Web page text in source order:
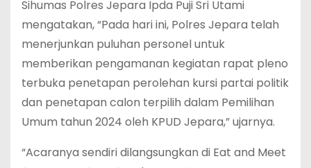
Sihumas Polres Jepara Ipda Puji Sri Utami
mengatakan, “Pada hari ini, Polres Jepara telah
menerjunkan puluhan personel untuk
memberikan pengamanan kegiatan rapat pleno
terbuka penetapan perolehan kursi partai politik
dan penetapan calon terpilih dalam Pemilihan
Umum tahun 2024 oleh KPUD Jepara,” ujarnya.
“Acaranya sendiri dilangsungkan di Eat and Meet